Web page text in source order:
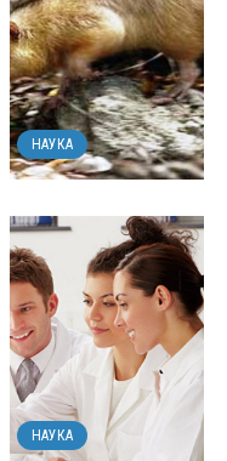
НАУКА
НАУКА